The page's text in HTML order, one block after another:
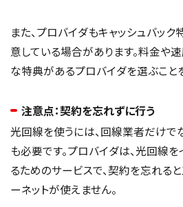
また、プロバイダもキャッシュバッ
意している場合があります。料金や
な特典があるプロバイダを選ぶこと
注意点：契約を忘れずに行う
光回線を使うには、回線業者だけで
も必要です。プロバイダは、光回線
るためのサービスで、契約を忘れる
ーネットが使えません。